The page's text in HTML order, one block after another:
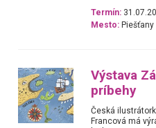
Termín:
Mesto: Piešťany
Výstava
príbehy
Česká
Francová má